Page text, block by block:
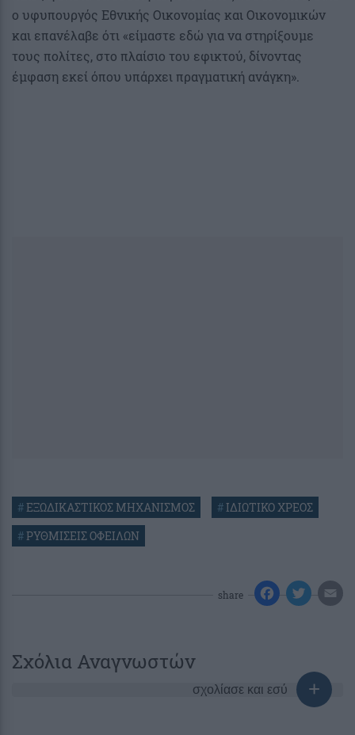
ο υφυπουργός Εθνικής Οικονομίας και Οικονομικών
και επανέλαβε ότι «είμαστε εδώ για να στηρίξουμε
τους πολίτες, στο πλαίσιο του εφικτού, δίνοντας
έμφαση εκεί όπου υπάρχει πραγματική ανάγκη».
#ΕΞΩΔΙΚΑΣΤΙΚΟΣ ΜΗΧΑΝΙΣΜΟΣ #ΙΔΙΩΤΙΚΟ ΧΡΕΟΣ
#ΡΥΘΜΙΣΕΙΣ ΟΦΕΙΛΩΝ
share
Σχόλια Αναγνωστών
σχολίασε και εσύ